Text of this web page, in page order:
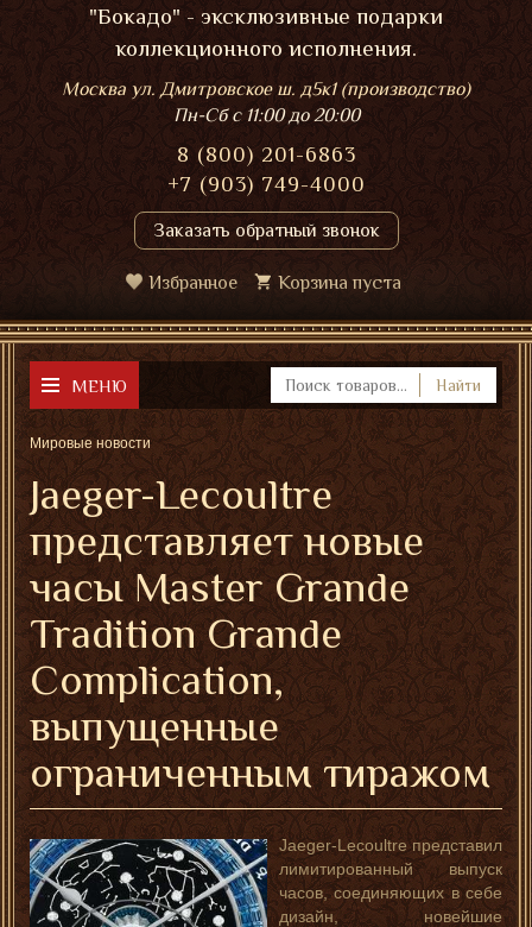
"Бокадо" - эксклюзивные подарки
коллекционного исполнения.
Москва ул. Дмитровское ш. д5к1 (производство)
Пн-Сбс 11:00 до 20:00
8 (800) 201-6863
+7 (903) 749-4000
Заказать обратный звонок
Избранное Корзина пуста
МЕНЮ Найти
Мировые новости
Jaeger-Lecoultre
представляет новые
часы Master Grande
Tradition Grande
Complication,
выпущенные
ограниченным тиражом
Jaeger-Lecoultre представил
лимитированный выпуск
часов, соединяющих в себе
дизайн, новейшие